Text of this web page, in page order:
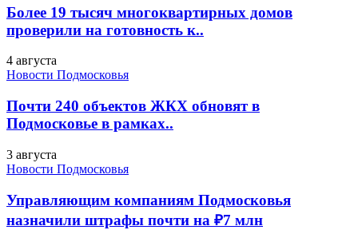
Более 19 тысяч многоквартирных домов
проверили на готовность к..
4 августа
Новости Подмосковья
Почти 240 объектов ЖКХ обновят в
Подмосковье в рамках..
3 августа
Новости Подмосковья
Управляющим компаниям Подмосковья
назначили штрафы почти на ₽7 млн